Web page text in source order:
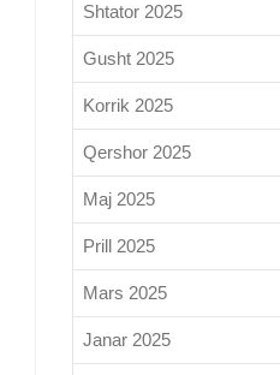
Shtator 2025
Gusht 2025
Korrik 2025
Qershor 2025
Maj 2025
Prill 2025
Mars 2025
Janar 2025